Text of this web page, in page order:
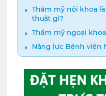
Thẩm mỹ nội khoa
thuật gì?
Thẩm mỹ ngoại
Năng lực Bệnh viện